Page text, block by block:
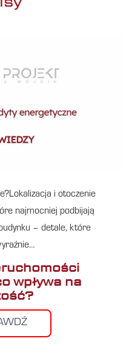
i otoczenie
najmocniej podbijają
– detale, które
wpływa na